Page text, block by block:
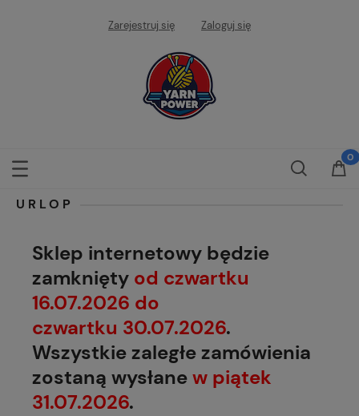
Zarejestruj się Zaloguj się
URLOP
Sklep internetowy będzie
zamknięty od czwartku
16.07.2026 do
czwartku 30.07.2026.
Wszystkie zaległe zamówienia
zostaną wysłanew piątek
31.07.2026.